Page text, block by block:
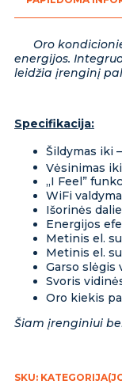
Oro
energijos.
leidžia įrenginį
Specifikacija:
Šildymas iki
Vėsinimas iki
„I Feel”
WiFi
Išorinės
Energijos
Metinis el.
Metinis el.
Garso slėgis
Svoris
Oro kiekis
Šiam įrenginiui
SKU: